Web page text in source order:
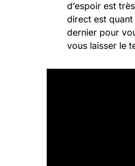
d’espoir est
direct est
dernier pour
vous laisser le